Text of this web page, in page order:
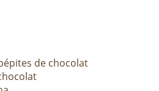
de chocolat